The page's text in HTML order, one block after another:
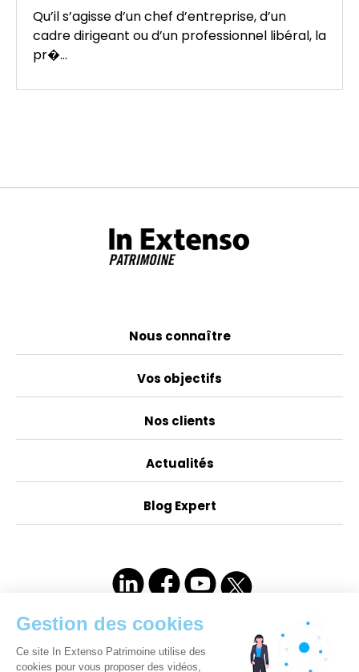
Qu’il s’agisse d’un chef d’entreprise, d’un
cadre dirigeant ou d’un professionnel libéral, la
pr�...
Nous connaître
Vos objectifs
Nos clients
Actualités
Blog Expert
Compétences juridiques appropriées & des